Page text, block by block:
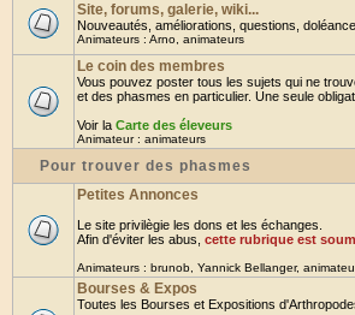
Site, forums, galerie, wiki...
Nouveautés, améliorations, questions,
Animateurs : Arno animateurs
Le coin des membres
Vous pouvez poster tous les sujets qui ne
et des phasmes en particulier. Une seule
Voir la Carte des éleveurs
Animateur : animateurs
Pour trouver des phasmes
Petites Annonces
Le site privilègie les dons et les échanges.
Afin d'éviter les abus, cette rubrique est
Animateurs : brunob Yannick Bellanger,
Bourses & Expos
Toutes les Bourses et Expositions